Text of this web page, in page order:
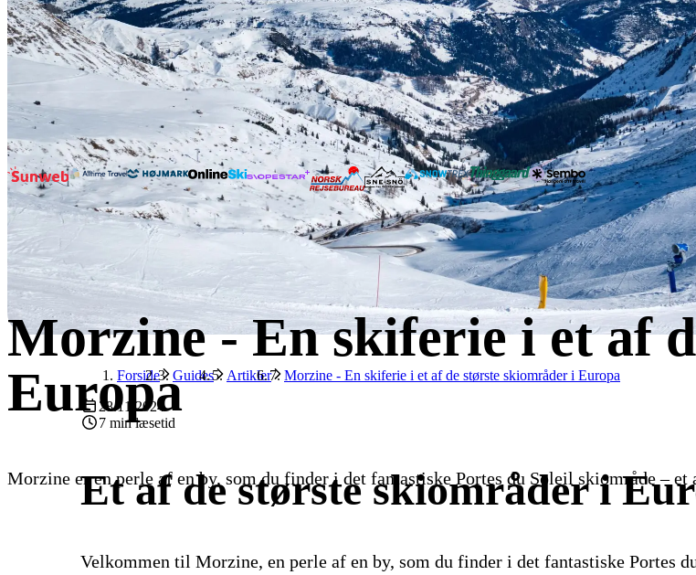
Morzine - En skiferie i et af
Europa
Morzine er en perle af en by, som du finder i det fantastiske Portes du Soleil skiområde – et
Forside Guides Artikler
Morzine - En skiferie i et af de største skiområder i Europa
28.11.2024
7 min læsetid
Et af de største skiområder i
Velkommen til Morzine, en perle af en by, som du finder i det fantastiske Portes